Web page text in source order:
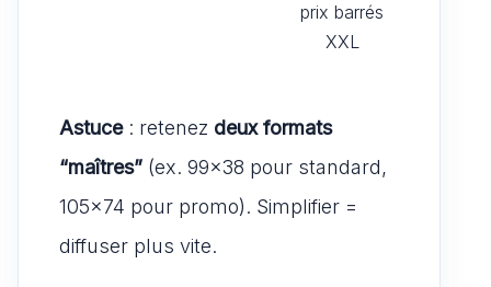
prix barrés
XXL
Astuce: retenez deux formats
“maîtres” (ex. 99×38 pour standard,
105×74 pour promo). Simplifier =
diffuser plus vite.